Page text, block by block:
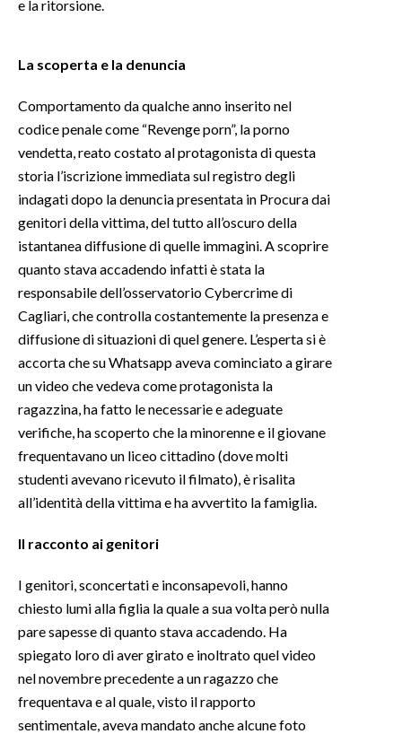
ABBONATI
PUBBLICITÀ
SPIAGGE
STORE
e la ritorsione.
La scoperta e la denuncia
Comportamento da qualche anno inserito nel
codice penale come “Revenge porn”, la porno
vendetta, reato costato al protagonista di questa
storia l’iscrizione immediata sul registro degli
indagati dopo la denuncia presentata in Procura dai
genitori della vittima, del tutto all’oscuro della
istantanea diffusione di quelle immagini. A scoprire
quanto stava accadendo infatti è stata la
responsabile dell’osservatorio Cybercrime di
Cagliari, che controlla costantemente la presenza e
diffusione di situazioni di quel genere. L’esperta si è
accorta che su Whatsapp aveva cominciato a girare
un video che vedeva come protagonista la
ragazzina, ha fatto le necessarie e adeguate
verifiche, ha scoperto che la minorenne e il giovane
frequentavano un liceo cittadino (dove molti
studenti avevano ricevuto il filmato), è risalita
all’identità della vittima e ha avvertito la famiglia.
Il racconto ai genitori
I genitori, sconcertati e inconsapevoli, hanno
chiesto lumi alla figlia la quale a sua volta però nulla
pare sapesse di quanto stava accadendo. Ha
spiegato loro di aver girato e inoltrato quel video
nel novembre precedente a un ragazzo che
frequentava e al quale, visto il rapporto
sentimentale, aveva mandato anche alcune foto